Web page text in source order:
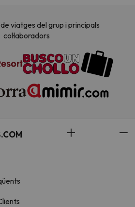
viatges del grup i principals
col·laboradors